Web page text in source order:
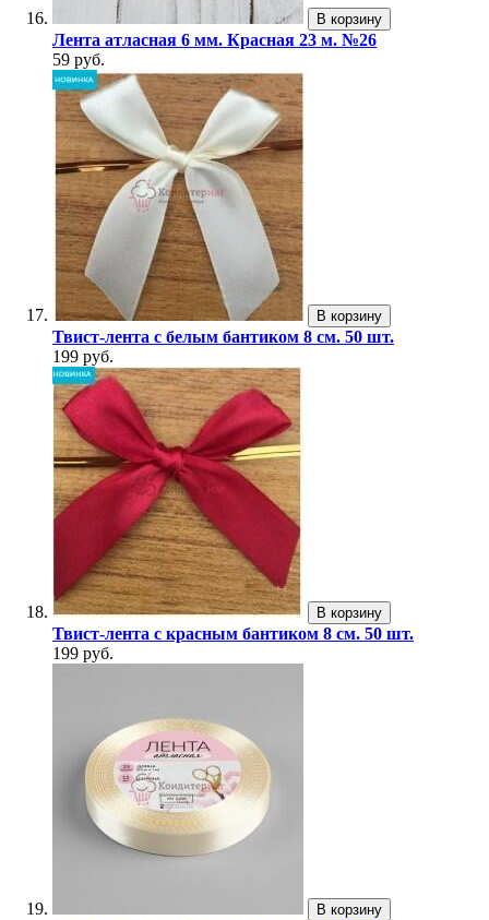
В корзину
Лента атласная 6 мм. Красная 23 м. №26
59 руб.
В корзину
Твист-лента с белым бантиком 8 см. 50 шт.
199 руб.
В корзину
Твист-лента с красным бантиком 8 см. 50 шт.
199 руб.
В корзину